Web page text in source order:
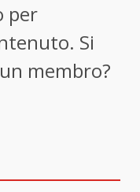
per
Si
membro?